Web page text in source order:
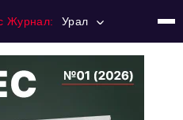
Журнал: Урал